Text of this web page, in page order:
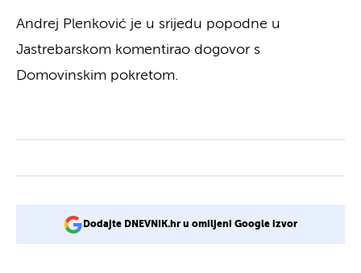
Andrej Plenković je u srijedu popodne u
Jastrebarskom komentirao dogovor s
Domovinskim pokretom.
Dodajte DNEVNIK.hr u omiljeni Google izvor